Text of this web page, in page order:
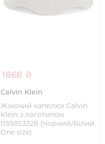
1868 ₴
Calvin Klein
Жіночий капелюх Calvin
Klein з логотипом
1159853328 (Чорний/Білий
One size)